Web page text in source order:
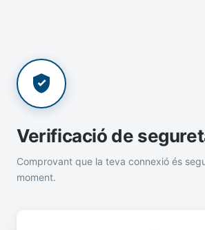
Verificació de
Comprovant que la teva connexió és
moment.